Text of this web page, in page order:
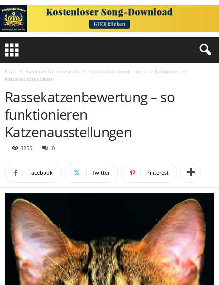
Start Rund um Katzenevents
Rassekatzenbewertung – so funktionieren
Katzenausstellungen
Rassekatzenbewertung – so
funktionieren
Katzenausstellungen
3255 0
Facebook Twitter Pinterest